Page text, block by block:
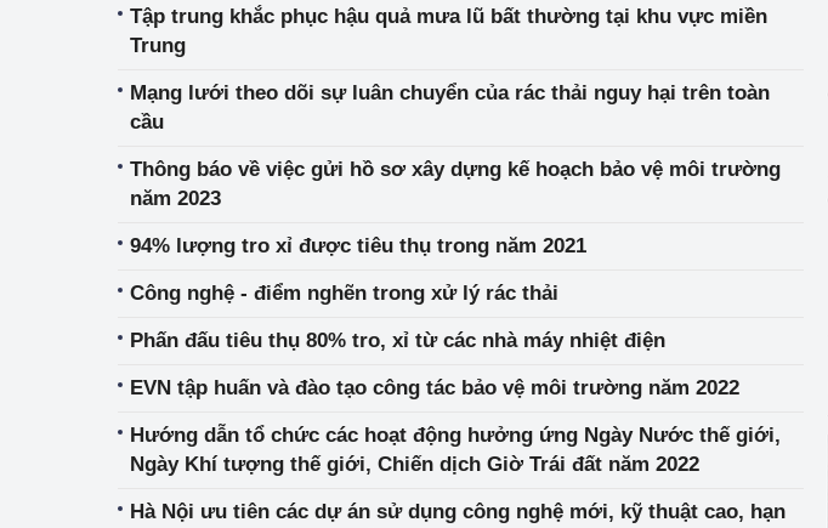
Tập trung khắc phục hậu quả mưa lũ bất thường tại khu vực miền
Trung
Mạng lưới theo dõi sự luân chuyển của rác thải nguy hại trên toàn
cầu
Thông báo về việc gửi hồ sơ xây dựng kế hoạch bảo vệ môi trường
năm 2023
94% lượng tro xỉ được tiêu thụ trong năm 2021
Công nghệ - điểm nghẽn trong xử lý rác thải
Phấn đấu tiêu thụ 80% tro, xỉ từ các nhà máy nhiệt điện
EVN tập huấn và đào tạo công tác bảo vệ môi trường năm 2022
Hướng dẫn tổ chức các hoạt động hưởng ứng Ngày Nước thế giới,
Ngày Khí tượng thế giới, Chiến dịch Giờ Trái đất năm 2022
Hà Nội ưu tiên các dự án sử dụng công nghệ mới, kỹ thuật cao, hạn